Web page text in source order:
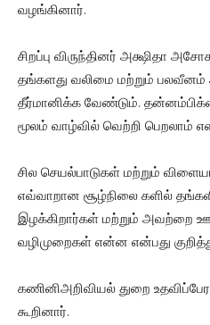
வழங்கினார்.
சிறப்பு விருந்தினர் அக்ஷிதா
தங்களது வலிமை மற்றும்
தீர்மானிக்க வேண்டும்.
மூலம் வாழ்வில் வெற்றி பெறலாம்
சில செயல்பாடுகள் மற்றும்
எவ்வாறான சூழ்நிலை களில்
இழக்கிறார்கள் மற்றும் அவற்றை
வழிமுறைகள் என்ன என்பது
கணினிஅறிவியல் துறை
கூறினார்.